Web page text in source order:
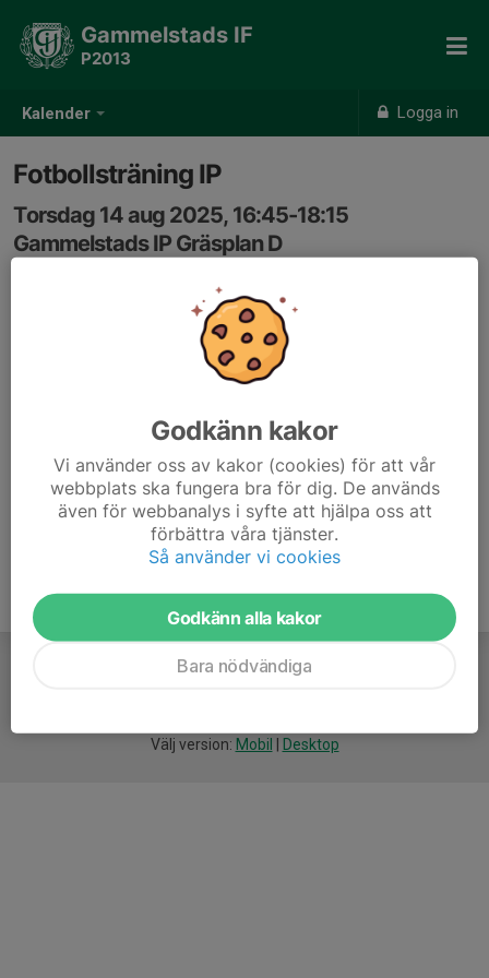
Kalender Logga in
Gammelstads IF
P2013
Fotbollsträning IP
Torsdag 14 aug 2025, 16:45-18:15
Gammelstads IP Gräsplan D
Välj version: Mobil Desktop
Godkänn kakor
Vi använder oss av kakor (cookies) för att vår
webbplats ska fungera bra för dig. De används
även för webbanalys i syfte att hjälpa oss att
förbättra våra tjänster.
Så använder vi cookies
Godkänn alla kakor
Bara nödvändiga